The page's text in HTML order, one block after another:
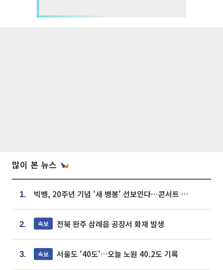
많이 본 뉴스
1. 빅뱅, 20주년 기념 '새 뱅봉' 선보인다⋯콘서트 앞두고 팝업 개최
2. 속보 전북 완주 삼례읍 공장서 화재 발생
3. 속보 서울도 '40도'…오늘 노원 40.2도 기록